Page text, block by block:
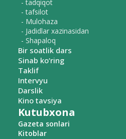
- tadqiqot
- tafsilot
- Mulohaza
- Jadidlar xazinasidan
- Shapaloq
Bir soatlik dars
Sinab ko‘ring
Taklif
Intervyu
Darslik
Kino tavsiya
Kutubxona
Gazeta sonlari
Kitoblar